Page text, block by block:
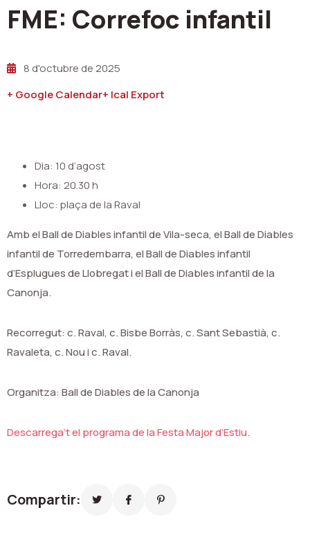
FME: Correfoc infantil
8 d'octubre de 2025
+ Google Calendar+ Ical Export
Dia: 10 d’agost
Hora: 20.30 h
Lloc: plaça de la Raval
Amb el Ball de Diables infantil de Vila-seca, el Ball de Diables
infantil de Torredembarra, el Ball de Diables infantil
d’Esplugues de Llobregat i el Ball de Diables infantil de la
Canonja.
Recorregut: c. Raval, c. Bisbe Borràs, c. Sant Sebastià, c.
Ravaleta, c. Nou i c. Raval.
Organitza: Ball de Diables de la Canonja
Descarrega’t el programa de la Festa Major d’Estiu.
Compartir: